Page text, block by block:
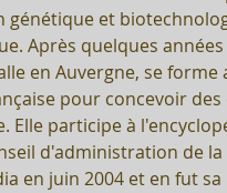
génétique et
Après quelques
en Auvergne, se
pour concevoir des
Elle participe à
d'administration de
en juin 2004 et en fut